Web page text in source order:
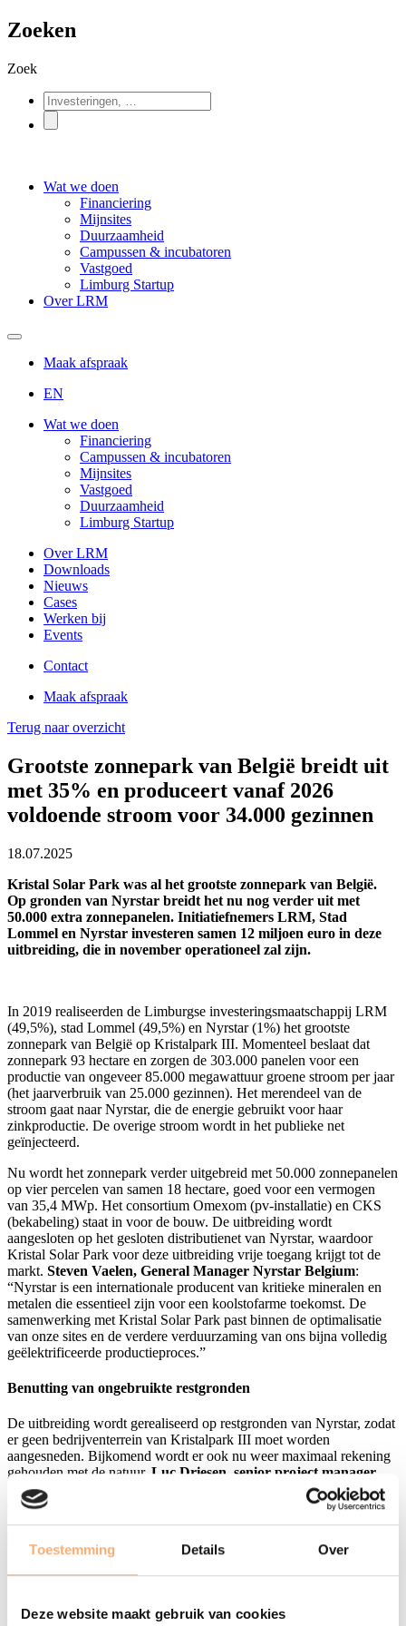
Toestemming Details Over
Deze website maakt gebruik van cookies
Zoeken
Zoek
Wat we doen
Financiering
Mijnsites
Duurzaamheid
Campussen & incubatoren
Vastgoed
Limburg Startup
Over LRM
Maak afspraak
EN
Wat we doen
Financiering
Campussen & incubatoren
Mijnsites
Vastgoed
Duurzaamheid
Limburg Startup
Over LRM
Downloads
Nieuws
Cases
Werken bij
Events
Contact
Maak afspraak
Terug naar overzicht
Grootste zonnepark van België breidt uit
met 35% en produceert vanaf 2026
voldoende stroom voor 34.000 gezinnen
18.07.2025
Kristal Solar Park was al het grootste zonnepark van België.
Op gronden van Nyrstar breidt het nu nog verder uit met
50.000 extra zonnepanelen. Initiatiefnemers LRM, Stad
Lommel en Nyrstar investeren samen 12 miljoen euro in deze
uitbreiding, die in november operationeel zal zijn.
In 2019 realiseerden de Limburgse investeringsmaatschappij LRM
(49,5%), stad Lommel (49,5%) en Nyrstar (1%) het grootste
zonnepark van België op Kristalpark III. Momenteel beslaat dat
zonnepark 93 hectare en zorgen de 303.000 panelen voor een
productie van ongeveer 85.000 megawattuur groene stroom per jaar
(het jaarverbruik van 25.000 gezinnen). Het merendeel van de
stroom gaat naar Nyrstar, die de energie gebruikt voor haar
zinkproductie. De overige stroom wordt in het publieke net
geïnjecteerd.
Nu wordt het zonnepark verder uitgebreid met 50.000 zonnepanelen
op vier percelen van samen 18 hectare, goed voor een vermogen
van 35,4 MWp. Het consortium Omexom (pv-installatie) en CKS
(bekabeling) staat in voor de bouw. De uitbreiding wordt
aangesloten op het gesloten distributienet van Nyrstar, waardoor
Kristal Solar Park voor deze uitbreiding vrije toegang krijgt tot de
markt. Steven Vaelen, General Manager Nyrstar Belgium:
“Nyrstar is een internationale producent van kritieke mineralen en
metalen die essentieel zijn voor een koolstofarme toekomst. De
samenwerking met Kristal Solar Park past binnen de optimalisatie
van onze sites en de verdere verduurzaming van ons bijna volledig
geëlektrificeerde productieproces.”
Benutting van ongebruikte restgronden
De uitbreiding wordt gerealiseerd op restgronden van Nyrstar, zodat
er geen bedrijventerrein van Kristalpark III moet worden
aangesneden. Bijkomend wordt er ook nu weer maximaal rekening
gehouden met de natuur. Luc Driesen, senior project manager
klimaat bij LRM
: “Als SDG-Ambassador hechten we met LRM
extra veel belang aan de natuur, en duurzaamheid in het algemeen.
We hebben voor deze uitbreiding, net als vorige keer trouwens,
Natuur en Bos (ANB). Zo doen we aan natuurherstel door in
doorgang hebben. Voor een optimaal groenbeheer zullen later weer